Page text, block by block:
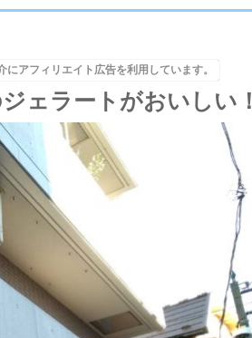
アフィリエイト広告を利用しています。
ェラートがおいしい！